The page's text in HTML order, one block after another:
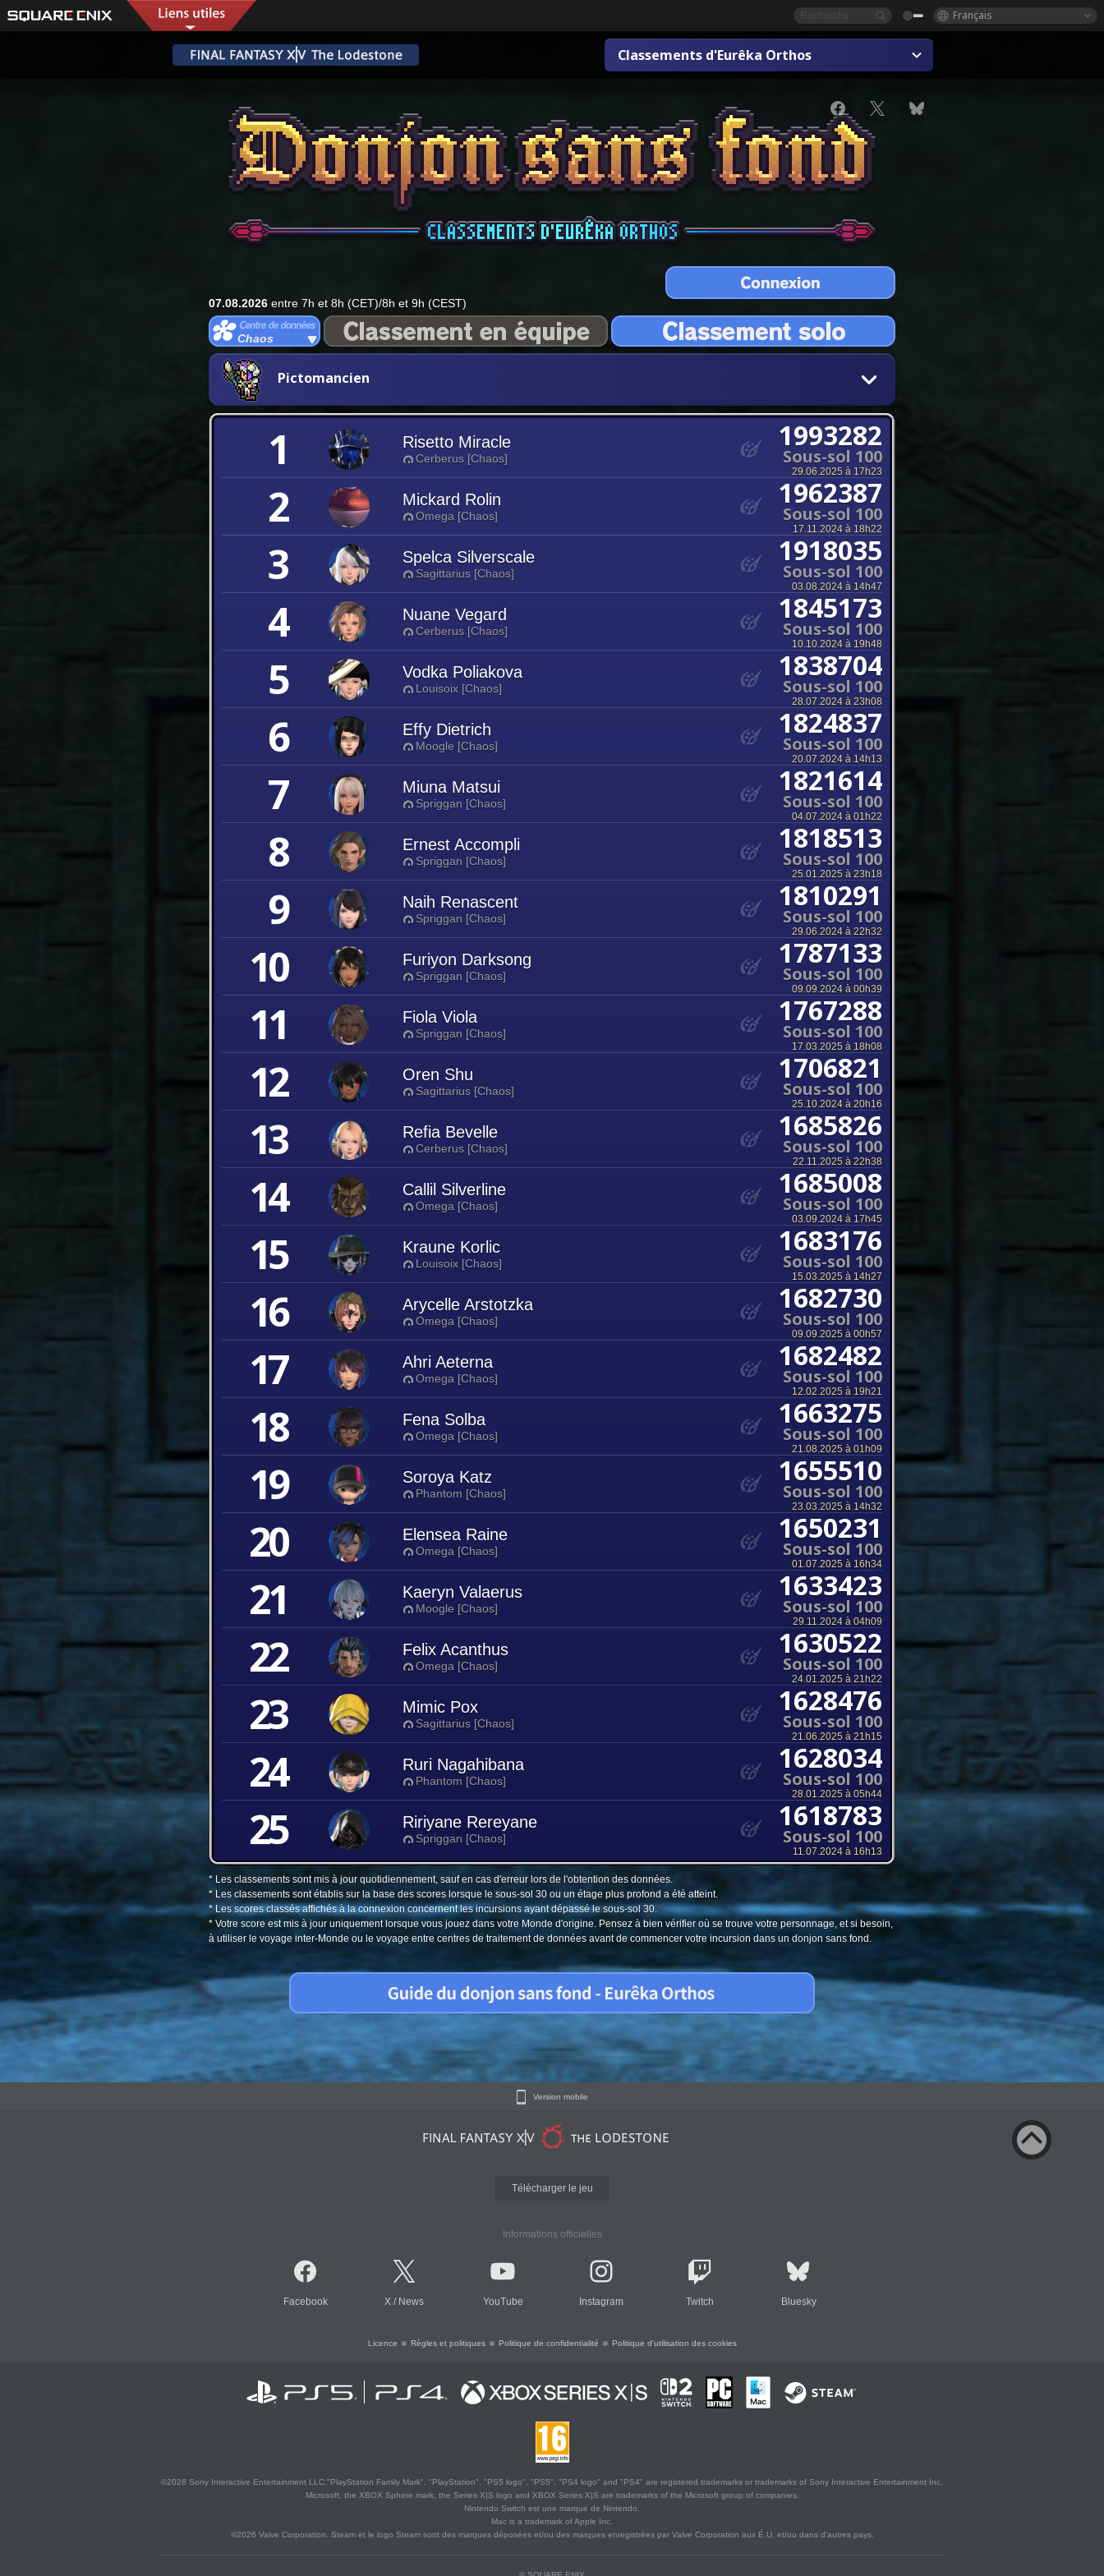
Français
Classements d'Eurêka Orthos
07.08.2026 entre 7h et 8h (CET)/8h et 9h (CEST)
Chaos
Pictomancien
1 Risetto Miracle
Cerberus [Chaos]
1993282
Sous-sol 100
29.06.2025 à 17h23
2 Mickard Rolin
Omega [Chaos]
1962387
Sous-sol 100
17.11.2024 à 18h22
3 Spelca Silverscale
Sagittarius [Chaos]
1918035
Sous-sol 100
03.08.2024 à 14h47
4 Nuane Vegard
Cerberus [Chaos]
1845173
Sous-sol 100
10.10.2024 à 19h48
5 Vodka Poliakova
Louisoix [Chaos]
1838704
Sous-sol 100
28.07.2024 à 23h08
6 Effy Dietrich
Moogle [Chaos]
1824837
Sous-sol 100
20.07.2024 à 14h13
7 Miuna Matsui
Spriggan [Chaos]
1821614
Sous-sol 100
04.07.2024 à 01h22
8 Ernest Accompli
Spriggan [Chaos]
1818513
Sous-sol 100
25.01.2025 à 23h18
9 Naih Renascent
Spriggan [Chaos]
1810291
Sous-sol 100
29.06.2024 à 22h32
10 Furiyon Darksong
Spriggan [Chaos]
1787133
Sous-sol 100
09.09.2024 à 00h39
11 Fiola Viola
Spriggan [Chaos]
1767288
Sous-sol 100
17.03.2025 à 18h08
12 Oren Shu
Sagittarius [Chaos]
1706821
Sous-sol 100
25.10.2024 à 20h16
13 Refia Bevelle
Cerberus [Chaos]
1685826
Sous-sol 100
22.11.2025 à 22h38
14 Callil Silverline
Omega [Chaos]
1685008
Sous-sol 100
03.09.2024 à 17h45
15 Kraune Korlic
Louisoix [Chaos]
1683176
Sous-sol 100
15.03.2025 à 14h27
16 Arycelle Arstotzka
Omega [Chaos]
1682730
Sous-sol 100
09.09.2025 à 00h57
17 Ahri Aeterna
Omega [Chaos]
1682482
Sous-sol 100
12.02.2025 à 19h21
18 Fena Solba
Omega [Chaos]
1663275
Sous-sol 100
21.08.2025 à 01h09
19 Soroya Katz
Phantom [Chaos]
1655510
Sous-sol 100
23.03.2025 à 14h32
20 Elensea Raine
Omega [Chaos]
1650231
Sous-sol 100
01.07.2025 à 16h34
21 Kaeryn Valaerus
Moogle [Chaos]
1633423
Sous-sol 100
29.11.2024 à 04h09
22 Felix Acanthus
Omega [Chaos]
1630522
Sous-sol 100
24.01.2025 à 21h22
23 Mimic Pox
Sagittarius [Chaos]
1628476
Sous-sol 100
21.06.2025 à 21h15
24 Ruri Nagahibana
Phantom [Chaos]
1628034
Sous-sol 100
28.01.2025 à 05h44
25 Ririyane Rereyane
Spriggan [Chaos]
1618783
Sous-sol 100
11.07.2024 à 16h13
* Les classements sont mis à jour quotidiennement, sauf en cas d'erreur lors de l'obtention des données.
* Les classements sont établis sur la base des scores lorsque le sous-sol 30 ou un étage plus profond a été atteint.
* Les scores classés affichés à la connexion concernent les incursions ayant dépassé le sous-sol 30.
* Votre score est mis à jour uniquement lorsque vous jouez dans votre Monde d'origine. Pensez à bien vérifier où se trouve votre personnage, et si besoin,
à utiliser le voyage inter-Monde ou le voyage entre centres de traitement de données avant de commencer votre incursion dans un donjon sans fond.
Version mobile
Télécharger le jeu
Informations officielles
Facebook X / News YouTube Instagram Twitch Bluesky
Licence Règles et politiques Politique de confidentialité Politique d'utilisation des cookies
©2026 Sony Interactive Entertainment LLC."PlayStation Family Mark", "PlayStation", "PS5 logo", "PS5", "PS4 logo" and "PS4" are registered trademarks or trademarks of Sony Interactive Entertainment Inc.
Microsoft, the XBOX Sphere mark, the Series X|S logo and XBOX Series X|S are trademarks of the Microsoft group of companies.
Nintendo Switch est une marque de Nintendo.
Mac is a trademark of Apple Inc.
©2026 Valve Corporation. Steam et le logo Steam sont des marques déposées et/ou des marques enregistrées par Valve Corporation aux É.U. et/ou dans d'autres pays.